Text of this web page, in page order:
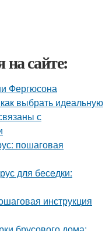
на сайте:
Фергюсона
выбрать идеальную
с
пошаговая
для беседки:
инструкция